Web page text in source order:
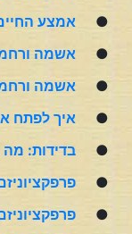
●
אמצע
●
אשמה
●
אשמה
●
איך לפתח
●
בדידות: מה
●
●